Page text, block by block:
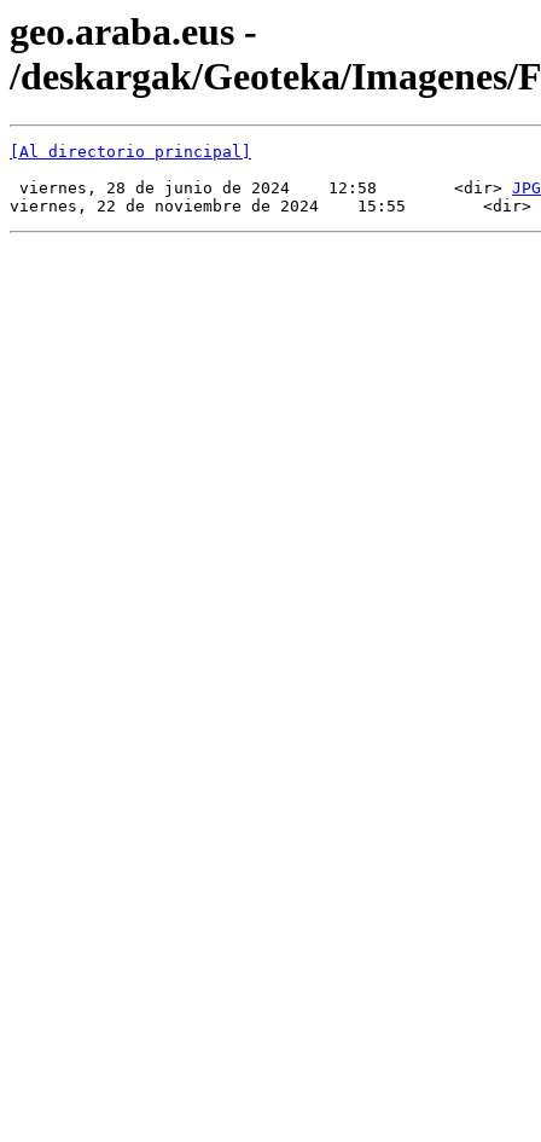
geo.araba.eus -
/deskargak/Geoteka/Imagenes/
[Al directorio principal]
viernes, 28 de junio de 2024    12:58        <dir> JPG
viernes, 22 de noviembre de 2024    15:55        <dir>